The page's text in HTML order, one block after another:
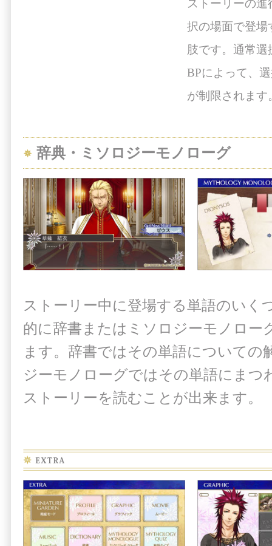
ストーリーの
択の場面で登場
肢です。通常
BPによって、
が制限されます
辞典・ミソロジーモノローグ
ストーリー中に登場する単語のいく
的に辞書またはミソロジーモノロー
ます。辞書ではその単語についての
ジーモノローグではその単語にまつ
ストーリーを読むことが出来ます。